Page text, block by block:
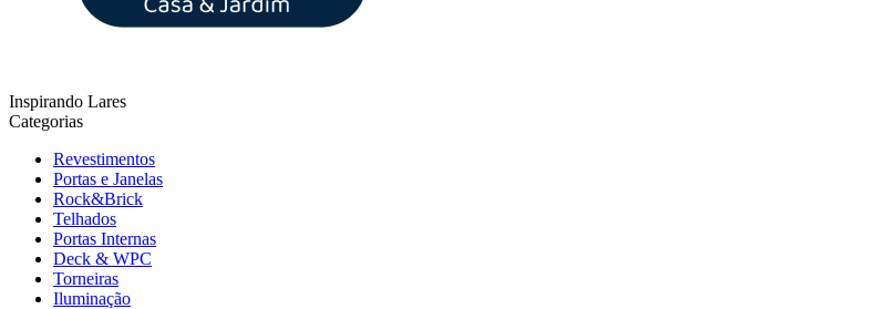
Inspirando Lares
Categorias
Revestimentos
Portas e Janelas
Rock&Brick
Telhados
Portas Internas
Deck & WPC
Torneiras
Iluminação